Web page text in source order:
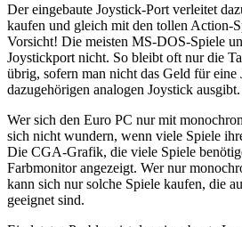
Der eingebaute Joystick-Port verleitet
kaufen und gleich mit den tollen Action-
Vorsicht! Die meisten MS-DOS-Spiele
Joystickport nicht. So bleibt oft nur die
übrig, sofern man nicht das Geld für eine
dazugehörigen analogen Joystick ausgibt.
Wer sich den Euro PC nur mit
sich nicht wundern, wenn viele Spiele
Die CGA-Grafik, die viele Spiele
Farbmonitor angezeigt. Wer nur
kann sich nur solche Spiele kaufen, die
geeignet sind.